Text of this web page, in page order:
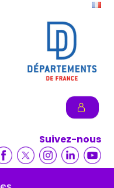
Suivez-nous